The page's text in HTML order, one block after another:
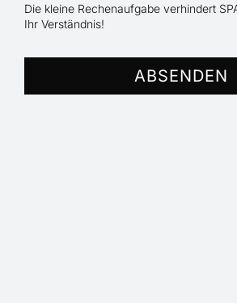
Die kleine Rechenaufgabe verhindert
Ihr Verständnis!
ABSENDEN